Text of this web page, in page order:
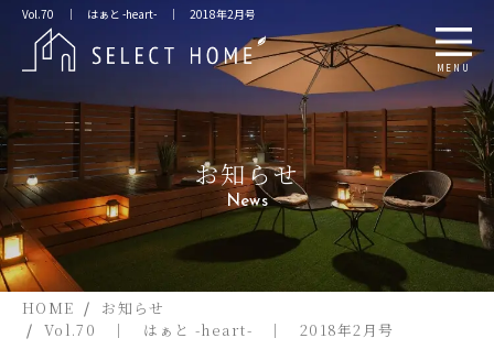
Vol.70 ｜ はぁと -heart- ｜ 2018年2月号
MENU
お知らせ
News
HOME
お知らせ
Vol.70 ｜ はぁと -heart- ｜ 2018年2月号